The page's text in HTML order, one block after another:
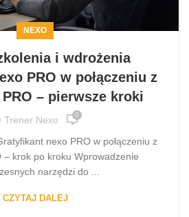
NEXO
i wdrożenia
PRO w połączeniu z
– pierwsze kroki
Trener Nexo 0
nexo PRO w połączeniu z
– krok po kroku Wprowadzenie
narzędzi do ...
CZYTAJ DALEJ